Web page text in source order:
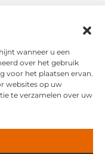
wanneer u een
over het gebruik
voor het plaatsen ervan.
websites op uw
te verzamelen over uw
verrijken.
die je inspireren,
voor iedereen.